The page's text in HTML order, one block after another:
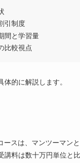
引制度
間と学習量
比較視点
体的に解説します。
ースは、マンツーマン
講料は数十万円単位と